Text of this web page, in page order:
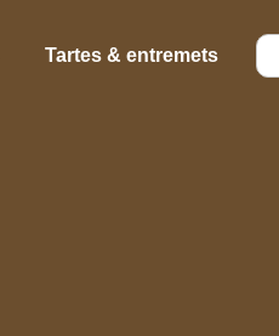
Tartes & entremets